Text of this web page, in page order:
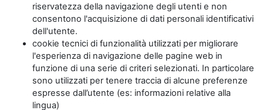
riservatezza della navigazione degli utenti e non
consentono l'acquisizione di dati personali identificativi
dell'utente.
cookie tecnici di funzionalità utilizzati per migliorare
l'esperienza di navigazione delle pagine web in
funzione di una serie di criteri selezionati. In particolare
sono utilizzati per tenere traccia di alcune preferenze
espresse dall’utente (es: informazioni relative alla
lingua)